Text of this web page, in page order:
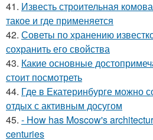
41. Известь строительная
такое и где применяется
42. Советы по хранению
сохранить его свойства
43. Какие основные
стоит посмотреть
44. Где в Екатеринбурге можно
отдых с активным досугом
45. - How has Moscow's
centuries